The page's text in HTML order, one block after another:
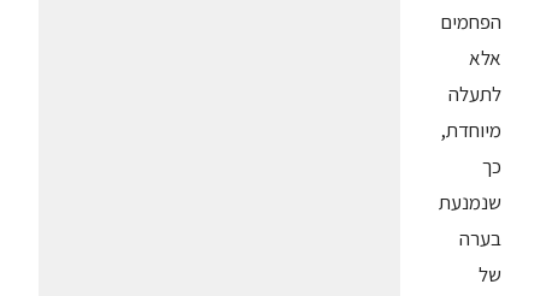
הפחמים
אלא
לתעלה
מיוחדת,
כך
שנמנעת
בערה
של